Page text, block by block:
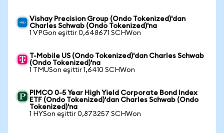
Vishay Precision Group (Ondo Tokenized)'dan
Charles Schwab (Ondo Tokenized)'na
1 VPGon eşittir 0,648671 SCHWon
T-Mobile US (Ondo Tokenized)'dan Charles Schwab
(Ondo Tokenized)'na
1 TMUSon eşittir 1,6410 SCHWon
PIMCO 0-5 Year High Yield Corporate Bond Index
ETF (Ondo Tokenized)'dan Charles Schwab (Ondo
Tokenized)'na
1 HYSon eşittir 0,873257 SCHWon